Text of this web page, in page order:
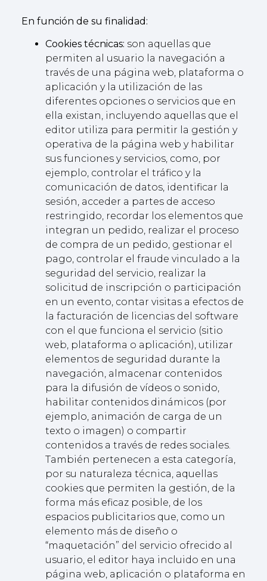
En función de su finalidad:
Cookies técnicas: son aquellas que
permiten al usuario la navegación a
través de una página web, plataforma o
aplicación y la utilización de las
diferentes opciones o servicios que en
ella existan, incluyendo aquellas que el
editor utiliza para permitir la gestión y
operativa de la página web y habilitar
sus funciones y servicios, como, por
ejemplo, controlar el tráfico y la
comunicación de datos, identificar la
sesión, acceder a partes de acceso
restringido, recordar los elementos que
integran un pedido, realizar el proceso
de compra de un pedido, gestionar el
pago, controlar el fraude vinculado a la
seguridad del servicio, realizar la
solicitud de inscripción o participación
en un evento, contar visitas a efectos de
la facturación de licencias del software
con el que funciona el servicio (sitio
web, plataforma o aplicación), utilizar
elementos de seguridad durante la
navegación, almacenar contenidos
para la difusión de vídeos o sonido,
habilitar contenidos dinámicos (por
ejemplo, animación de carga de un
texto o imagen) o compartir
contenidos a través de redes sociales.
También pertenecen a esta categoría,
por su naturaleza técnica, aquellas
cookies que permiten la gestión, de la
forma más eficaz posible, de los
espacios publicitarios que, como un
elemento más de diseño o
“maquetación” del servicio ofrecido al
usuario, el editor haya incluido en una
página web, aplicación o plataforma en